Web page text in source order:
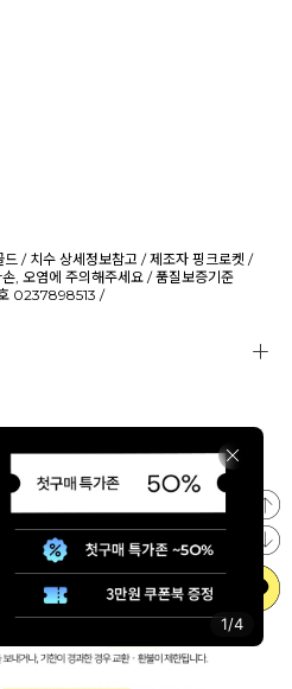
드 / 치수 상세정보참고 /제조자 핑크로켓 /
, 오염에 주의해주세요 /품질보증기준
0237898513 /